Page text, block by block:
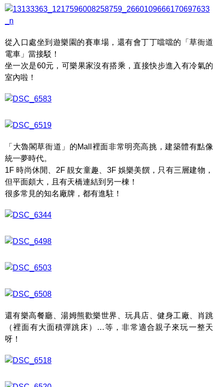
從入口處坐到遊樂園的賽車場，還有會丁丁噹噹的「草衙道
電車」當接駁！
坐一次是60元，可樂果家沒有搭乘，直接快步進入有冷氣的
室內啦！
「大魯閣草衙道」的Mall裡面非常明亮高挑，建築體有點像
統一夢時代。
1F 時尚休閒、2F 靚女童趣、3F 娛樂美饌，只有三層建物，
但平面頗大，且有天橋連結到另一棟！
很多常見的知名廠牌，都有進駐！
還有樂高餐廳、湯姆熊歡樂世界、玩具店、健身工廠、肖跳
（裡面有大面積彈跳床）…等，非常適合親子來玩一整天
呀！